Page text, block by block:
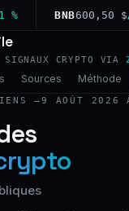
BNB600,50 $▲
SIGNAUX CRYPTO VIA
Sources Méthode
—9 AOÛT 2026